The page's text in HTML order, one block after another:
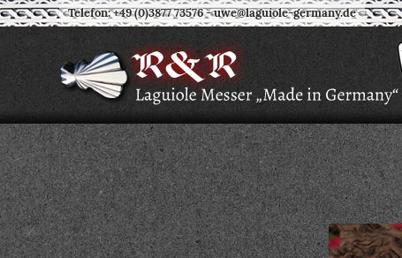
Telefon: +49 (0)3877 73576-uwe@laguiole-germany.de